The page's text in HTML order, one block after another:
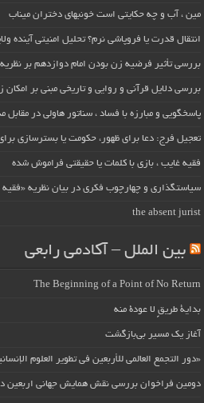
مین ، آب و چه حکایتی است خونبهای دختران میناب
انتقال قدرت یا فروپاشی نرم؟ تحلیل امنیتی آینده
بررسی تأثیر فرضیه زن بودن امام دوازدهم بر
بررسی دلایل قرآنی و روایی و تاریخی مبنی بر
پاسخگویی و مبارزه با فساد ، سناتور هاولی در مقابل
تعجیل فرج: دعا برای ظهور، حکومت یا بسترسازی
فقیه غایب ، بازی با کلمات یا حقیقتی فراموش شده
سیاستگذاری و چهارچوب فکری در بیان نظریه «فقیه
the absent jurist
بین الملل – آکادمی رابعی
The Beginning of a Point of No Return
بداية طريقٍ لا عودة منه
آغاز یک مسیر بی‌بازگشت
«دور التجمع العالمي للأربعين في تطوير العلوم
دومین فراخوان بررسی نقش همایش جهانی اربعین